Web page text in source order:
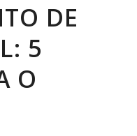
DE
5
O